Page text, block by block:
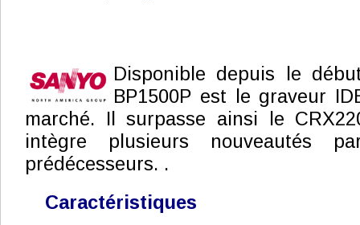
Disponible depuis le
BP1500P est le graveur
marché. Il surpasse ainsi le
intègre plusieurs nouveautés
prédécesseurs. .
Caractéristiques